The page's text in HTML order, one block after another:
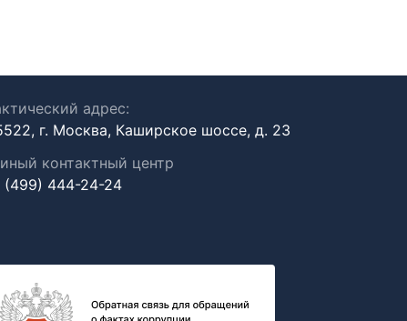
адрес:
г. Москва, Каширское шоссе, д. 23
контактный центр
(499) 444-24-24